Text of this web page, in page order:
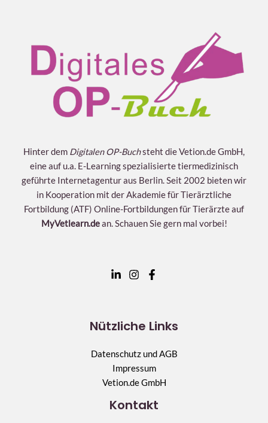
Hinter dem Digitalen OP-Buchsteht die Vetion.de GmbH,
eine auf u.a. E-Learning spezialisierte tiermedizinisch
geführte Internetagentur aus Berlin. Seit 2002 bieten wir
in Kooperation mit der Akademie für Tierärztliche
Fortbildung (ATF) Online-Fortbildungen für Tierärzte auf
MyVetlearn.dean. Schauen Sie gern mal vorbei!
Nützliche Links
Datenschutz und AGB
Impressum
Vetion.de GmbH
Kontakt